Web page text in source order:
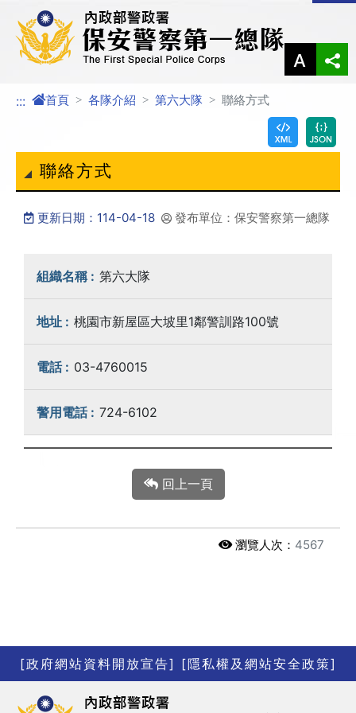
進入內容區塊
::: 首頁 各隊介紹 第六大隊 聯絡方式
聯絡方式
更新日期：114-04-18 發布單位：保安警察第一總隊
第六大隊
桃園市新屋區大坡里1鄰警訓路100號
03-4760015
724-6102
回上一頁
瀏覽人次： 4567
[政府網站資料開放宣告] [隱私權及網站安全政策]